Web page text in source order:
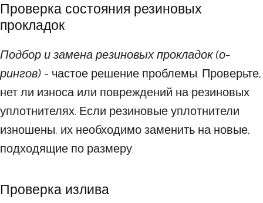
Проверка состояния резиновых
прокладок
Подбор и замена резиновых прокладок (о-
рингов) - частое решение проблемы. Проверьте,
нет ли износа или повреждений на резиновых
уплотнителях. Если резиновые уплотнители
изношены, их необходимо заменить на новые,
подходящие по размеру.
Проверка излива